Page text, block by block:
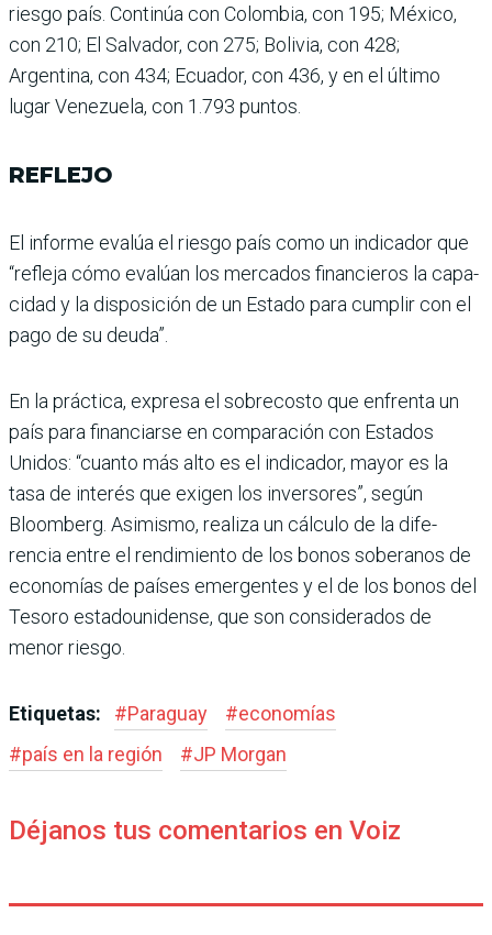
riesgo país. Continúa con Colombia, con 195; México,
con 210; El Salvador, con 275; Bolivia, con 428;
Argentina, con 434; Ecuador, con 436, y en el último
lugar Venezuela, con 1.793 puntos.
REFLEJO
El informe evalúa el riesgo país como un indicador que
“refleja cómo evalúan los mercados financieros la capa­
cidad y la disposición de un Estado para cumplir con el
pago de su deuda”.
En la práctica, expresa el sobrecosto que enfrenta un
país para financiarse en com­paración con Estados
Unidos: “cuanto más alto es el indica­dor, mayor es la
tasa de inte­rés que exigen los inversores”, según
Bloomberg. Asimismo, realiza un cálculo de la dife­
rencia entre el rendimiento de los bonos soberanos de
econo­mías de países emergentes y el de los bonos del
Tesoro esta­dounidense, que son conside­rados de
menor riesgo.
Etiquetas: #Paraguay #economías
#país en la región #JP Morgan
Déjanos tus comentarios en Voiz